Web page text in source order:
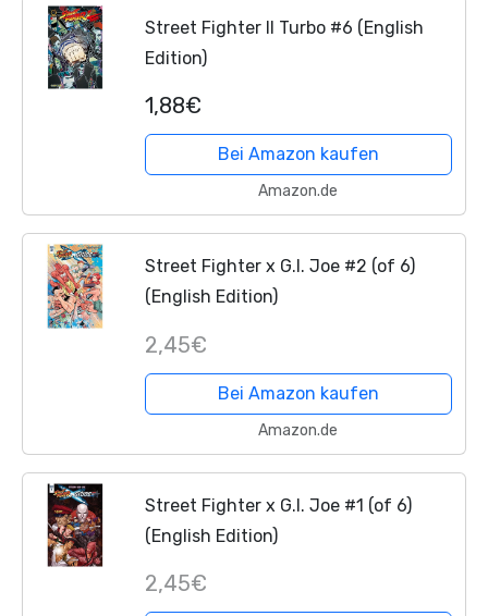
Street Fighter II Turbo #6 (English
Edition)
1,88€
Bei Amazon kaufen
Amazon.de
Street Fighter x G.I. Joe #2 (of 6)
(English Edition)
2,45€
Bei Amazon kaufen
Amazon.de
Street Fighter x G.I. Joe #1 (of 6)
(English Edition)
2,45€